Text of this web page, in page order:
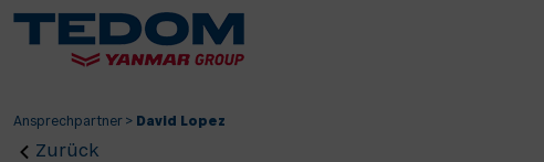
Ansprechpartner > David Lopez
Zurück